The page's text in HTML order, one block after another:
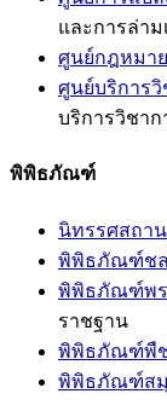
และการล่าม
ศูนย์กฎหมา
ศูนย์บริการ
บริการวิชา
พิพิธภัณฑ์
นิทรรศสถาน
พิพิธภัณฑ์ช
พิพิธภัณฑ์พร
ราชฐาน
พิพิธภัณฑ์พื
พิพิธภัณฑ์ส